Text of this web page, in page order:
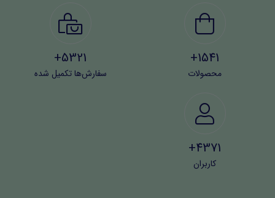
1541+
محصولات
5321+
سفارش‌ها تکمیل شده
4371+
کاربران